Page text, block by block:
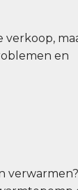
verkoop,
en